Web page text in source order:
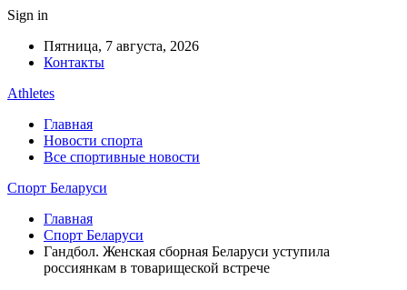
Sign in
Пятница, 7 августа, 2026
Контакты
Athletes
Главная
Новости спорта
Все спортивные новости
Спорт Беларуси
Главная
Спорт Беларуси
Гандбол. Женская сборная Беларуси уступила
россиянкам в товарищеской встрече